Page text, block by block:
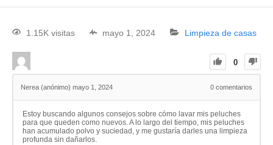
1.15K visitas mayo 1, 2024 Limpieza de casas
0
Nerea (anónimo) mayo 1, 2024 0 comentarios
Estoy buscando algunos consejos sobre cómo lavar mis peluches
para que queden como nuevos. A lo largo del tiempo, mis peluches
han acumulado polvo y suciedad, y me gustaría darles una limpieza
profunda sin dañarlos.